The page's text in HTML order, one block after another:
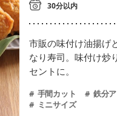
30分以内
市販の味付け油揚げ
なり寿司。味付け炒
セントに。
手間カット 鉄分
ミニサイズ